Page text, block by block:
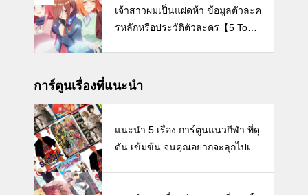
เจ้าสาวผมเป็นแฝดห้า ข้อมูลตัวละค
รหลักหรือประวัติตัวละคร【5 Toub
การ์ตูนเรื่องที่แนะนำ
แนะนำ 5 เรื่อง การ์ตูนแนวกีฬา ที่ดุ
ดัน เข้มข้น จนคุณอยากจะลุกไปเล่